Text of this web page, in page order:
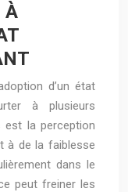
À
d’un état
à plusieurs
est la perception
à de la faiblesse
dans le
peut freiner les